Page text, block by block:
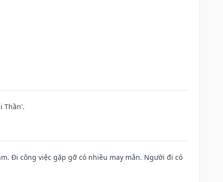
Thần'.
Đi công việc gặp gỡ có nhiều may mắn. Người đi có